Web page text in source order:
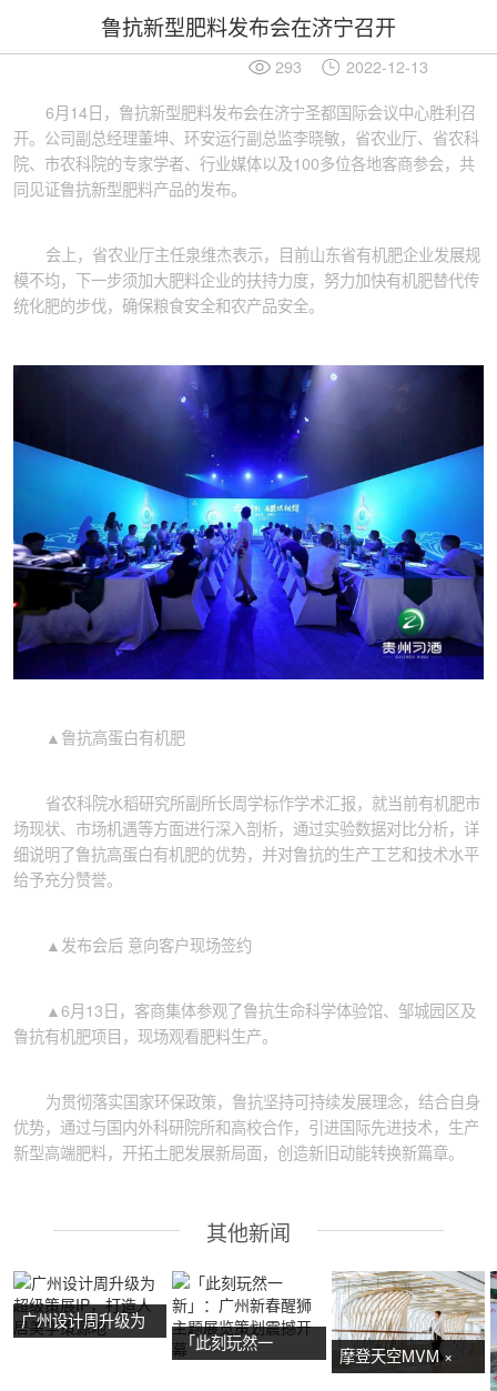
鲁抗新型肥料发布会在济宁召开
293 2022-12-13
6月14日，鲁抗新型肥料发布会在济宁圣都国际会议中心胜利召
开。公司副总经理董坤、环安运行副总监李晓敏，省农业厅、省农科
院、市农科院的专家学者、行业媒体以及100多位各地客商参会，共
同见证鲁抗新型肥料产品的发布。
会上，省农业厅主任泉维杰表示，目前山东省有机肥企业发展规
模不均，下一步须加大肥料企业的扶持力度，努力加快有机肥替代传
统化肥的步伐，确保粮食安全和农产品安全。
▲鲁抗高蛋白有机肥
省农科院水稻研究所副所长周学标作学术汇报，就当前有机肥市
场现状、市场机遇等方面进行深入剖析，通过实验数据对比分析，详
细说明了鲁抗高蛋白有机肥的优势，并对鲁抗的生产工艺和技术水平
给予充分赞誉。
▲发布会后 意向客户现场签约
▲6月13日，客商集体参观了鲁抗生命科学体验馆、邹城园区及
鲁抗有机肥项目，现场观看肥料生产。
为贯彻落实国家环保政策，鲁抗坚持可持续发展理念，结合自身
优势，通过与国内外科研院所和高校合作，引进国际先进技术，生产
新型高端肥料，开拓土肥发展新局面，创造新旧动能转换新篇章。
其他新闻
广州设计周升级为
「此刻玩然一
摩登天空MVM ×